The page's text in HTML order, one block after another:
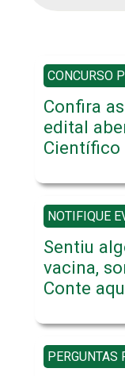
CONCURSO
Confira
edital
Científico
NOTIFIQUE
Sentiu
vacina,
Conte
PERGUNTAS